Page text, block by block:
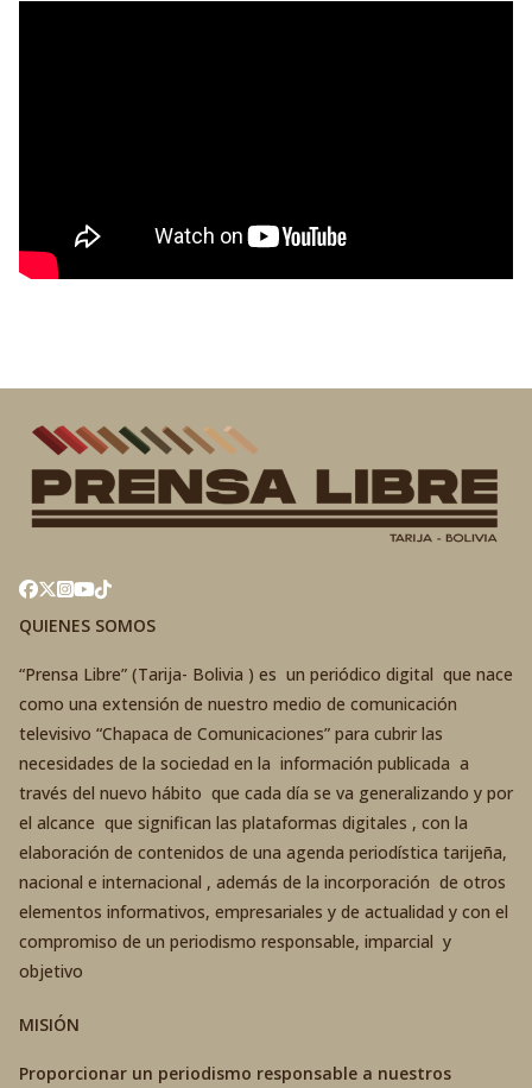
QUIENES SOMOS
“Prensa Libre” (Tarija- Bolivia ) es un periódico digital que nace
como una extensión de nuestro medio de comunicación
televisivo “Chapaca de Comunicaciones” para cubrir las
necesidades de la sociedad en la información publicada a
través del nuevo hábito que cada día se va generalizando y por
el alcance que significan las plataformas digitales , con la
elaboración de contenidos de una agenda periodística tarijeña,
nacional e internacional , además de la incorporación de otros
elementos informativos, empresariales y de actualidad y con el
compromiso de un periodismo responsable, imparcial y
objetivo
MISIÓN
Proporcionar un periodismo responsable a nuestros